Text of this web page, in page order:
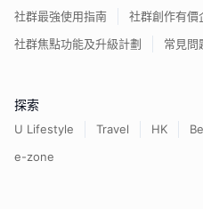
社群最強使用指南
社群創作有價
社群焦點功能及升級計劃
常見問
探索
U Lifestyle Travel HK
e-zone